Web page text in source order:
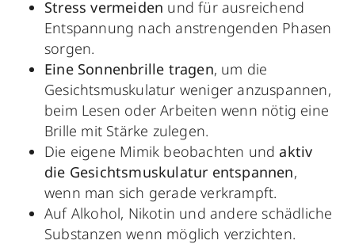
Stress vermeiden und für ausreichend
Entspannung nach anstrengenden Phasen
sorgen.
Eine Sonnenbrille tragen, um die
Gesichtsmuskulatur weniger anzuspannen,
beim Lesen oder Arbeiten wenn nötig eine
Brille mit Stärke zulegen.
Die eigene Mimik beobachten undaktiv
die Gesichtsmuskulatur entspannen,
wenn man sich gerade verkrampft.
Auf Alkohol, Nikotin und andere schädliche
Substanzen wenn möglich verzichten.